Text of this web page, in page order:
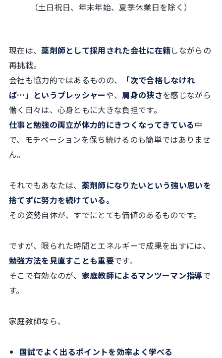
（土日祝日、年末年始、夏季休業日を除く）
現在は、薬剤師として採用された会社に在籍しながらの
再挑戦。
会社も協力的ではあるものの、
「次で合格しなけれ
ば…」というプレッシャーや、 肩身の狭さを感じながら
働く日々は、心身ともに大きな負担です。
仕事と勉強の両立が体力的にきつくなってきている中
で、モチベーションを保ち続けるのも簡単ではありませ
ん。
それでもあなたは、 薬剤師になりたいという強い思いを
捨てずに努力を続けている。
その姿勢自体が、すでにとても価値のあるものです。
ですが、限られた時間とエネルギーで成果を出すには、
勉強方法を見直すことも重要です。
そこで有効なのが、 家庭教師によるマンツーマン指導で
す。
家庭教師なら、
国試でよく出るポイントを効率よく学べる